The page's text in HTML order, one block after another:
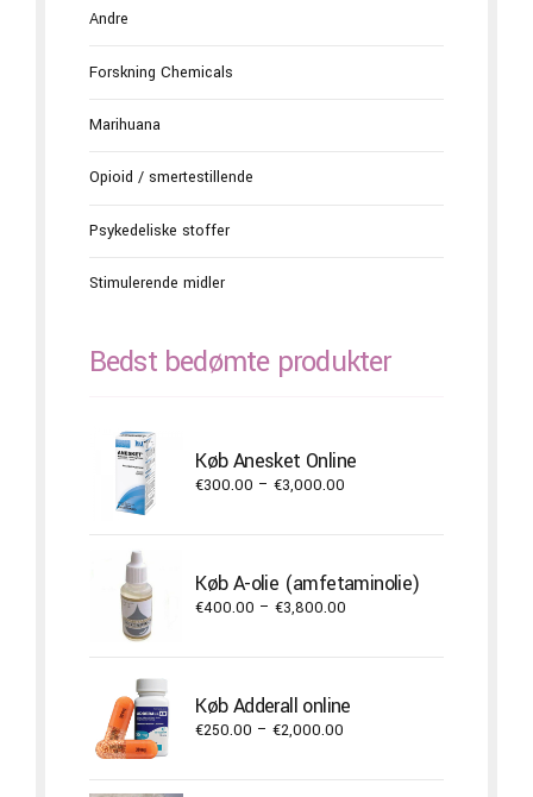
Andre
Forskning Chemicals
Marihuana
Opioid / smertestillende
Psykedeliske stoffer
Stimulerende midler
Bedst bedømte produkter
Køb Anesket Online
€300.00 – €3,000.00
€3,000.00
Køb A-olie (amfetaminolie)
€400.00 – €3,800.00
€3,800.00
Køb Adderall online
€250.00 – €2,000.00